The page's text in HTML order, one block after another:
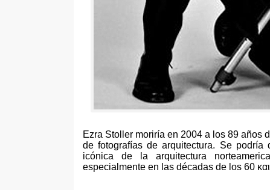
Ezra Stoller moriría en 2004 a los 89 años
de fotografías de arquitectura. Se podría
icónica de la arquitectura
especialmente en las décadas de los 60